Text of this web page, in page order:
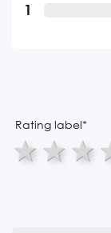
1
Rating label*
2
1